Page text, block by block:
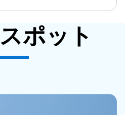
ポット